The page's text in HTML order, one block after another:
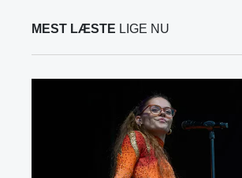
MEST LÆSTE LIGE NU